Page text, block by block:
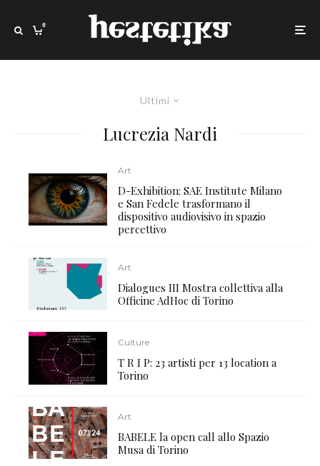
0
Ultimi
Lucrezia Nardi
Art
D-Exhibition: SAE Institute Milano
e San Fedele trasformano il
dispositivo audiovisivo in spazio
percettivo
Art
Dialogues III Mostra collettiva alla
Officine AdHoc di Torino
Culture
T R I P: 23 artisti per 13 location a
Torino
Art
BABELE la open call allo Spazio
Musa di Torino